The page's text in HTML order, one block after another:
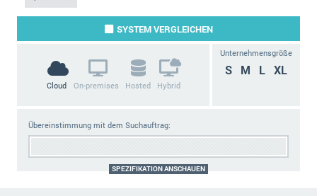
SYSTEMVERGLEICHEN
Cloud On-premises Hosted Hybrid
Unternehmensgröße
S M L XL
Übereinstimmung mit dem Suchauftrag:
SPEZIFIKATION ANSCHAUEN